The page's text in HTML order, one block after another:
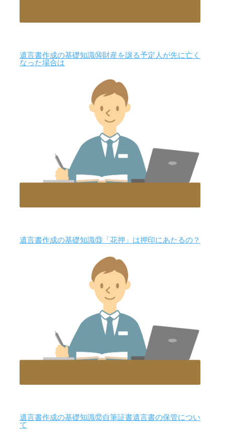
遺言書作成の基礎知識⑭財産を譲る予定人が先に亡く
なった場合は
遺言書作成の基礎知識⑬「花押」は押印にあたるの？
遺言書作成の基礎知識⑫自筆証書遺言書の保管につい
て